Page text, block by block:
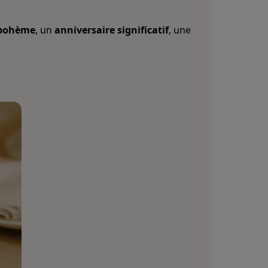
, unanniversaire significatif, une